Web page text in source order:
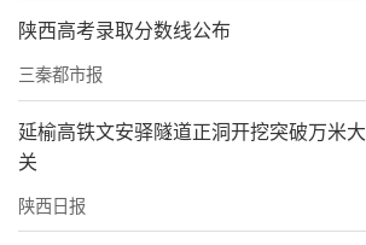
陕西高考录取分数线公布
三秦都市报
延榆高铁文安驿隧道正洞开挖突破万米大
关
陕西日报